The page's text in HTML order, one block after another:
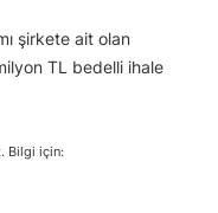
şirkete ait olan
TL bedelli ihale
Bilgi için: